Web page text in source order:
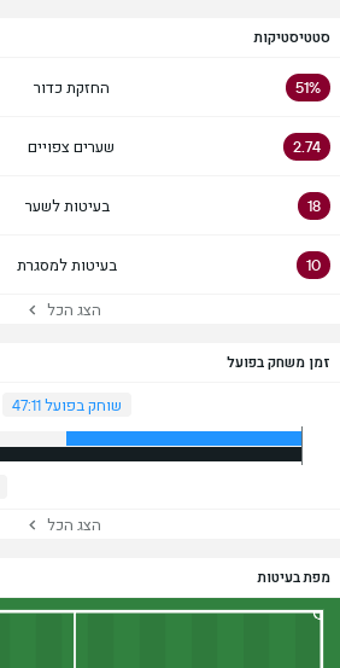
סטטיסטיקות
51% החזקת כדור
2.74 שערים צפויים
18 בעיטות לשער
10 בעיטות למסגרת
הצג הכל
זמן משחק בפועל
שוחק בפועל 47:11
הצג הכל
מפת בעיטות